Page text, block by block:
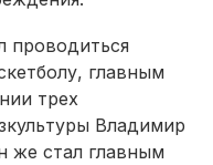
проводиться
главным
трех
Владимир
же стал главным